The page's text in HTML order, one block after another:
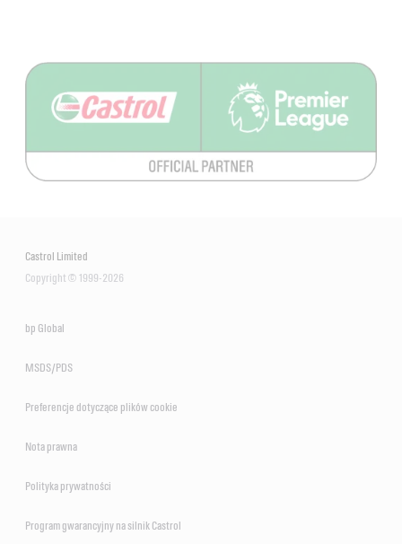
Castrol Limited
Copyright © 1999-2026
bp Global
MSDS/PDS
Preferencje dotyczące plików cookie
Nota prawna
Polityka prywatności
Program gwarancyjny na silnik Castrol